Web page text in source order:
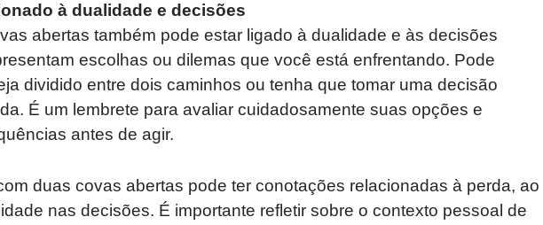
à dualidade e decisões
abertas também pode estar ligado à dualidade e às decisões
escolhas ou dilemas que você está enfrentando. Pode
dividido entre dois caminhos ou tenha que tomar uma decisão
É um lembrete para avaliar cuidadosamente suas opções e
antes de agir.
duas covas abertas pode ter conotações relacionadas à perda, ao
nas decisões. É importante refletir sobre o contexto pessoal de